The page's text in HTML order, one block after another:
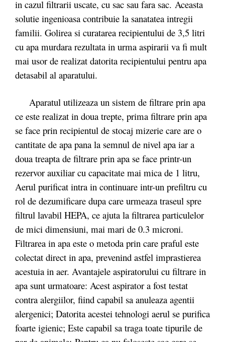
in cazul filtrarii uscate, cu sac sau fara sac. Aceasta
solutie ingenioasa contribuie la sanatatea intregii
familii. Golirea si curatarea recipientului de 3,5 litri
cu apa murdara rezultata in urma aspirarii va fi mult
mai usor de realizat datorita recipientului pentru apa
detasabil al aparatului.
Aparatul utilizeaza un sistem de filtrare prin apa
ce este realizat in doua trepte, prima filtrare prin apa
se face prin recipientul de stocaj mizerie care are o
cantitate de apa pana la semnul de nivel apa iar a
doua treapta de filtrare prin apa se face printr-un
rezervor auxiliar cu capacitate mai mica de 1 litru,
Aerul purificat intra in continuare intr-un prefiltru cu
rol de dezumificare dupa care urmeaza traseul spre
filtrul lavabil HEPA, ce ajuta la filtrarea particulelor
de mici dimensiuni, mai mari de 0.3 microni.
Filtrarea in apa este o metoda prin care praful este
colectat direct in apa, prevenind astfel imprastierea
acestuia in aer. Avantajele aspiratorului cu filtrare in
apa sunt urmatoare: Acest aspirator a fost testat
contra alergiilor, fiind capabil sa anuleaza agentii
alergenici; Datorita acestei tehnologi aerul se purifica
foarte igienic; Este capabil sa traga toate tipurile de